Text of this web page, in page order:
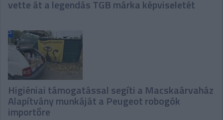
vette át a legendás TGB márka képviseletét
Higiéniai támogatással segíti a Macskaárvaház
Alapítvány munkáját a Peugeot robogók
importőre